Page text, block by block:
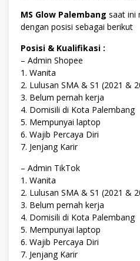
MS Glow Palembang saat ini
dengan posisi sebagai berikut
Posisi & Kualifikasi :
– Admin Shopee
1. Wanita
2. Lulusan SMA & S1 (2021 &
3. Belum pernah kerja
4. Domisili di Kota Palembang
5. Mempunyai laptop
6. Wajib Percaya Diri
7. Jenjang Karir
– Admin TikTok
1. Wanita
2. Lulusan SMA & S1 (2021 &
3. Belum pernah kerja
4. Domisili di Kota Palembang
5. Mempunyai laptop
6. Wajib Percaya Diri
7. Jenjang Karir